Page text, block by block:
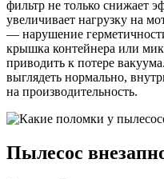
фильтр не только снижает
увеличивает нагрузку на
— нарушение
крышка контейнера или
приводить к потере
выглядеть нормально,
на производительность.
Пылесос